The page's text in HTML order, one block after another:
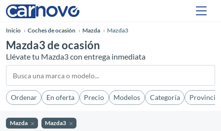
Inicio Coches de ocasión Mazda Mazda3
Mazda3 de ocasión
Llévate tu Mazda3 con entrega inmediata
Ordenar En oferta Precio Modelos Categoría Provincia
Mazda Mazda3